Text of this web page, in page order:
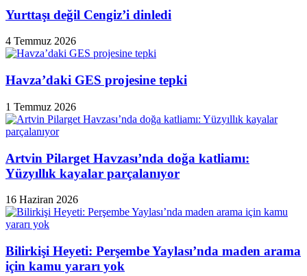
Yurttaşı değil Cengiz’i dinledi
4 Temmuz 2026
Havza’daki GES projesine tepki
1 Temmuz 2026
Artvin Pilarget Havzası’nda doğa katliamı:
Yüzyıllık kayalar parçalanıyor
16 Haziran 2026
Bilirkişi Heyeti: Perşembe Yaylası’nda maden arama
için kamu yararı yok